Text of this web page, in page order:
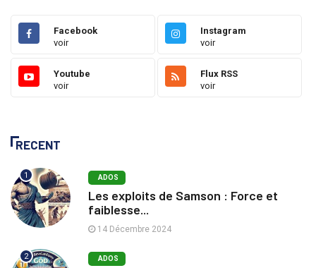
Facebook
voir
Instagram
voir
Youtube
voir
Flux RSS
voir
RECENT
1 ADOS
Les exploits de Samson : Force et
faiblesse...
14 Décembre 2024
2 ADOS